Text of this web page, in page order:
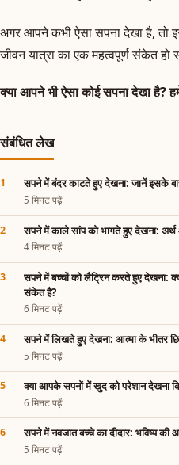
अगर आपने कभी ऐसा सपना देखा है, तो
जीवन यात्रा का एक महत्वपूर्ण संकेत हो
क्या आपने भी ऐसा कोई सपना देखा है?
संबंधित लेख
सपने में बंदर काटते हुए देखना: जानें इसके
5 मिनट पढ़ें
सपने में काले सांप को भागते हुए देखना:
4 मिनट पढ़ें
सपने में बच्चों को लैट्रिन करते हुए देखना:
संकेत है?
6 मिनट पढ़ें
सपने में लिखते हुए देखना: आत्मा के भीतर
5 मिनट पढ़ें
क्या आपके सपनों में खुद को परेशान देखना
6 मिनट पढ़ें
सपने में नवजात बच्चे का दीदार: भविष्य
5 मिनट पढ़ें